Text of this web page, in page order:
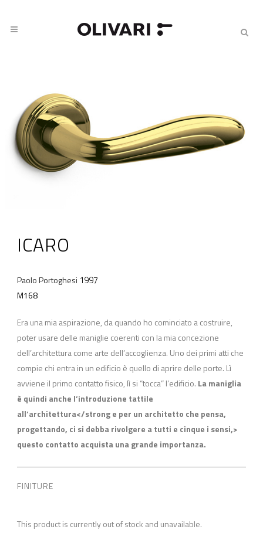
ICARO
Paolo Portoghesi 1997
M168
Era una mia aspirazione, da quando ho cominciato a costruire,
poter usare delle maniglie coerenti con la mia concezione
dell’architettura come arte dell’accoglienza. Uno dei primi atti che
compie chi entra in un edificio è quello di aprire delle porte. Lì
avviene il primo contatto fisico, lì si “tocca” l’edificio. La maniglia
è quindi anche l’introduzione tattile
all’architettura</strong e per un architetto che pensa,
progettando, ci si debba rivolgere a tutti e cinque i sensi,>
questo contatto acquista una grande importanza.
FINITURE
This product is currently out of stock and unavailable.